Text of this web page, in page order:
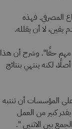
المصرفي. فهذه
لا أن يقلله.
مهم حقًا". وشرح أن هذا
لكنه ينتهي بنتائج
المؤسسات أن تنتبه
كبير من العمل
بين الاثنين ".